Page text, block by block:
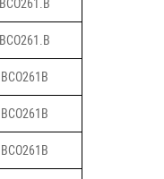
BCO261.B
BCO261.B
BCO261B
BCO261B
BCO261B